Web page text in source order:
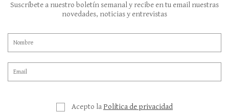
Suscríbete a nuestro boletín semanal y recibe en tu email nuestras
novedades, noticias y entrevistas
Acepto la Política de privacidad